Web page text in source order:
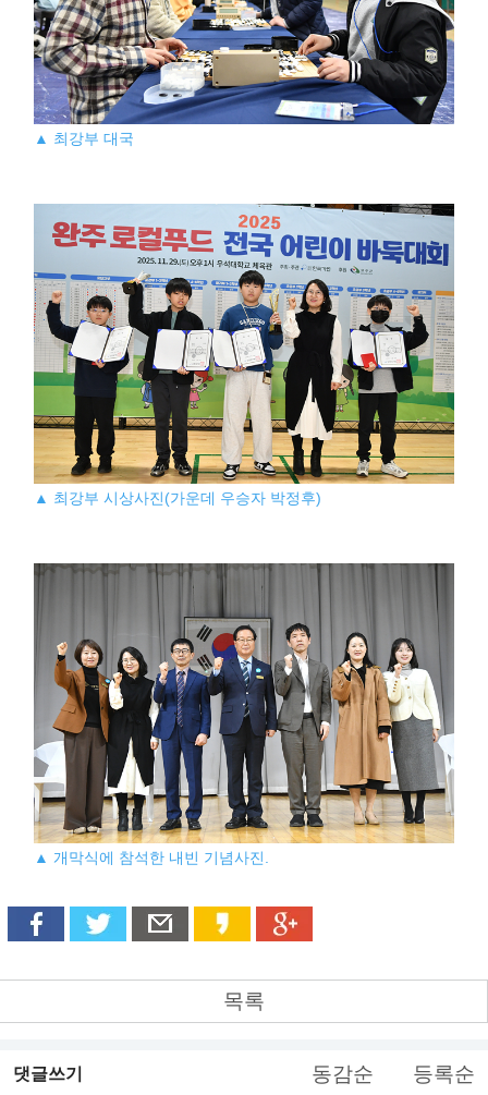
▲ 최강부 대국
▲ 최강부 시상사진(가운데 우승자 박정후)
▲ 개막식에 참석한 내빈 기념사진.
목록
댓글쓰기 동감순 등록순